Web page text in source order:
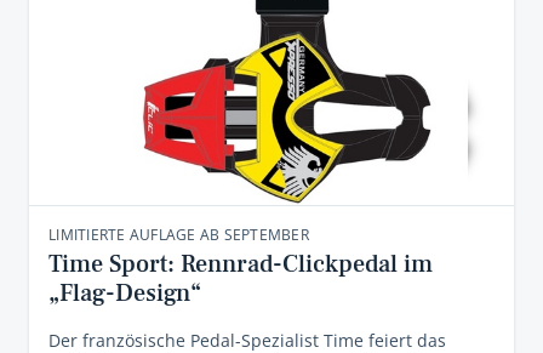
LIMITIERTE AUFLAGE AB SEPTEMBER
Time Sport: Rennrad-Clickpedal im
„Flag-Design“
Der französische Pedal-Spezialist Time feiert das